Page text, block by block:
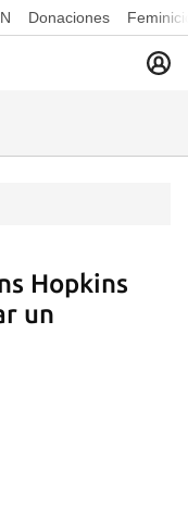
Donaciones
Hopkins
un